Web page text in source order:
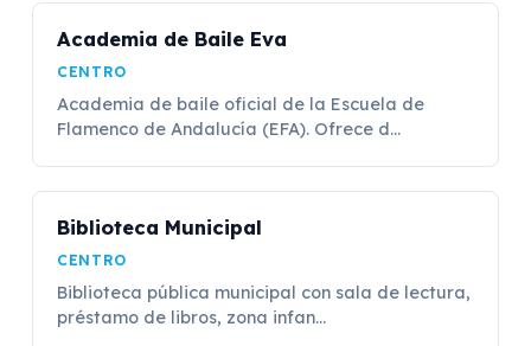
Academia de Baile Eva
CENTRO
Academia de baile oficial de la Escuela de
Flamenco de Andalucía (EFA). Ofrece d...
Biblioteca Municipal
CENTRO
Biblioteca pública municipal con sala de lectura,
préstamo de libros, zona infan...